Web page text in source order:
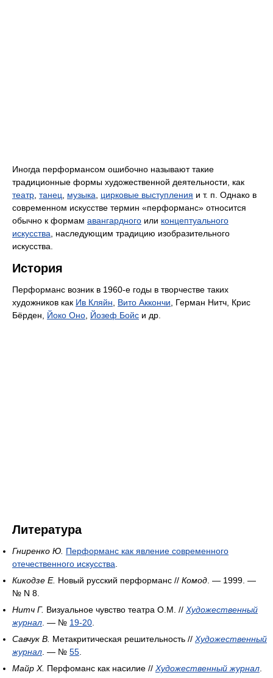
Иногда перформансом ошибочно называют такие
традиционные формы художественной деятельности, как
театр танец музыка цирковые выступления и т. п. Однако в
современном искусстве термин «перформанс» относится
обычно к формам авангардного или концептуального
искусства , наследующим традицию изобразительного
искусства.
История
Перформанс возник в 1960-е годы в творчестве таких
художников как Ив Кляйн Вито Аккончи , Герман Нитч, Крис
Бёрден, Йоко Оно Йозеф Бойс и др.
Литература
Гниренко Ю. Перформанс как явление современного
отечественного искусства
Кикодзе Е. Новый русский перформанс // Комод . — 1999. —
№ N 8.
Нитч Г. Визуальное чувство театра О.М. // Художественный
журнал . — № 19-20
Савчук В. Метакритическая решительность // Художественный
журнал . — № 55
Майр Х. Перфоманс как насилие // Художественный журнал